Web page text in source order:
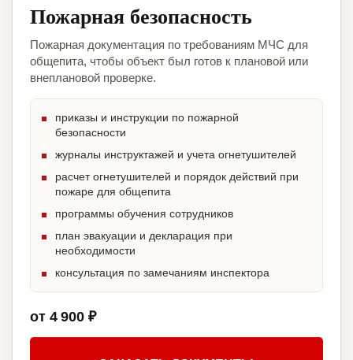
Пожарная безопасность
Пожарная документация по требованиям МЧС для
общепита, чтобы объект был готов к плановой или
внеплановой проверке.
приказы и инструкции по пожарной
безопасности
журналы инструктажей и учета огнетушителей
расчет огнетушителей и порядок действий при
пожаре для общепита
программы обучения сотрудников
план эвакуации и декларация при
необходимости
консультация по замечаниям инспектора
от 4 900 ₽